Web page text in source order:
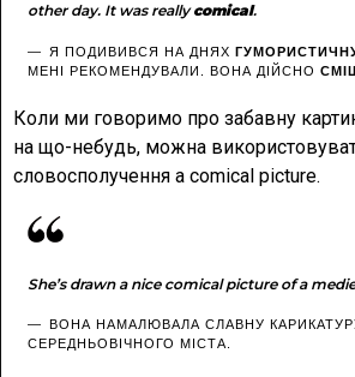
other day. It was reallycomical.
Я ПОДИВИВСЯ НА ДНЯХ
МЕНІ РЕКОМЕНДУВАЛИ. ВОНА ДІЙСНО
Коли ми говоримо про забавну
на що-небудь, можна
словосполучення a comical picture.
She’s drawn a nice comical picture of a
ВОНА НАМАЛЮВАЛА СЛАВНУ
СЕРЕДНЬОВІЧНОГО МІСТА.